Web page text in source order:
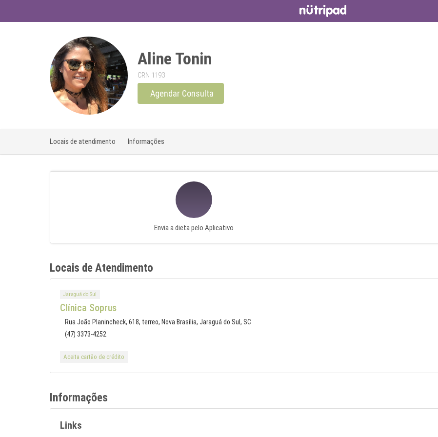
Aline Tonin
CRN 1193
Agendar Consulta
Locais de atendimento Informações
Envia a dieta pelo Aplicativo
Locais de Atendimento
Jaraguá do Sul
Clínica Soprus
Rua João Planincheck, 618, terreo, Nova Brasília, Jaraguá do Sul, SC
(47) 3373-4252
Aceita cartão de crédito
Informações
Links